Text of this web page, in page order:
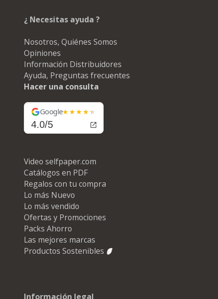
¿ Necesitas ayuda ?
Nosotros, Quiénes Somos
Opiniones
Información Distribuidores
Ayuda, Preguntas frecuentes
Hacer una consulta
Google
4.0/5
Video selfpaper.com
Catálogos en PDF
Regalos con tu compra
Lo más Nuevo
Lo más vendido
Ofertas y Promociones
Packs Ahorro
Las mejores marcas
Productos Sostenibles
Información legal